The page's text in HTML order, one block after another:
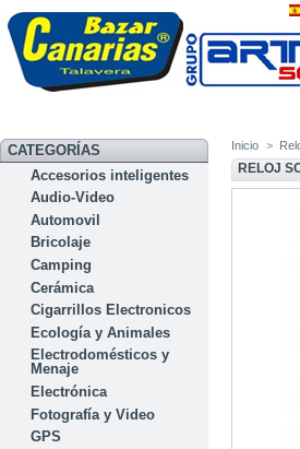
CATEGORÍAS
Accesorios inteligentes
Audio-Video
Automovil
Bricolaje
Camping
Cerámica
Cigarrillos Electronicos
Ecología y Animales
Electrodomésticos y
Menaje
Electrónica
Fotografía y Video
GPS
Inicio >
RELOJ